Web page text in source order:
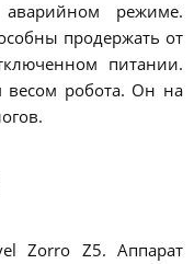
режиме.
продержать от
питании.
весом робота. Он на
Zorro Z5. Аппарат